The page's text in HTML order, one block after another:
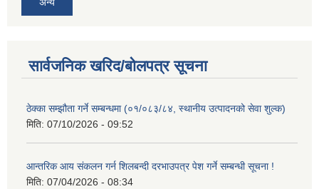
अन्य
सार्वजनिक खरिद/बोलपत्र सूचना
ठेक्का सम्झौता गर्ने सम्बन्धमा (०१/०८३/८४, स्थानीय उत्पादनको सेवा शुल्क)
मिति: 07/10/2026 - 09:52
आन्तरिक आय संकलन गर्न शिलबन्दी दरभाउपत्र पेश गर्ने सम्बन्धी सूचना !
मिति: 07/04/2026 - 08:34